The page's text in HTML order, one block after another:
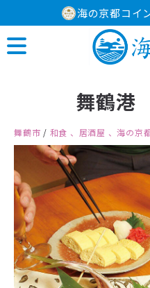
海の京都コイ
舞鶴港
舞鶴市 / 和食 、居酒屋 、海の京